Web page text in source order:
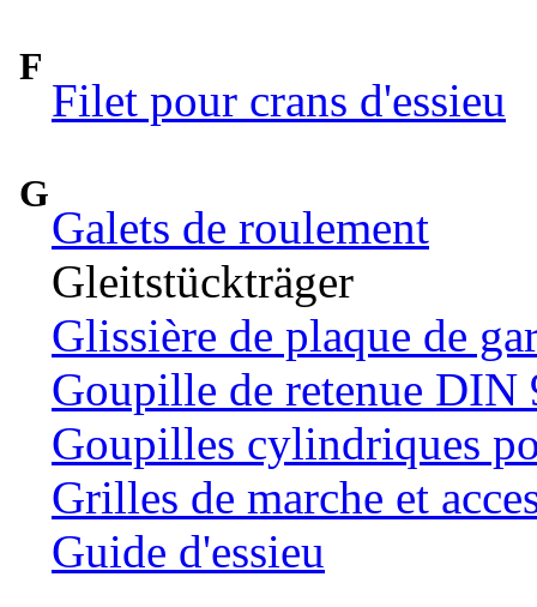
F
Filet pour crans d'essieu
G
Galets de roulement
Gleitstückträger
Glissière de plaque de
Goupille de retenue DIN
Goupilles cylindriques
Grilles de marche et
Guide d'essieu